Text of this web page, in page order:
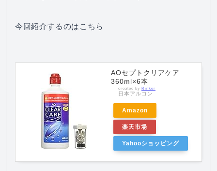
今回紹介するのはこちら
AOセプトクリアケア
360ml×6本
created by Rinker
日本アルコン
Amazon
楽天市場
Yahooショッピング